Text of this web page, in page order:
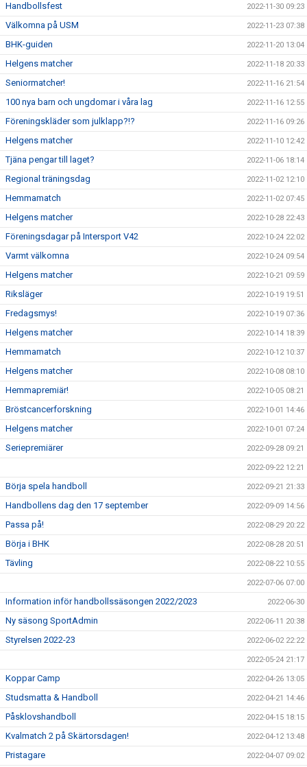
Handbollsfest 2022-11-30 09:23
Välkomna på USM 2022-11-23 07:38
BHK-guiden 2022-11-20 13:04
Helgens matcher 2022-11-18 20:33
Seniormatcher! 2022-11-16 21:54
100 nya barn och ungdomar i våra lag 2022-11-16 12:55
Föreningskläder som julklapp?!? 2022-11-16 09:26
Helgens matcher 2022-11-10 12:42
Tjäna pengar till laget? 2022-11-06 18:14
Regional träningsdag 2022-11-02 12:10
Hemmamatch 2022-11-02 07:45
Helgens matcher 2022-10-28 22:43
Föreningsdagar på Intersport V42 2022-10-24 22:02
Varmt välkomna 2022-10-24 09:54
Helgens matcher 2022-10-21 09:59
Riksläger 2022-10-19 19:51
Fredagsmys! 2022-10-19 07:36
Helgens matcher 2022-10-14 18:39
Hemmamatch 2022-10-12 10:37
Helgens matcher 2022-10-08 08:10
Hemmapremiär! 2022-10-05 08:21
Bröstcancerforskning 2022-10-01 14:46
Helgens matcher 2022-10-01 07:24
Seriepremiärer 2022-09-28 09:21
2022-09-22 12:21
Börja spela handboll 2022-09-21 21:33
Handbollens dag den 17 september 2022-09-09 14:56
Passa på! 2022-08-29 20:22
Börja i BHK 2022-08-28 20:51
Tävling 2022-08-22 10:55
2022-07-06 07:00
Information inför handbollssäsongen 2022/2023 2022-06-30
Ny säsong SportAdmin 2022-06-11 20:38
Styrelsen 2022-23 2022-06-02 22:22
2022-05-24 21:17
Koppar Camp 2022-04-26 13:05
Studsmatta & Handboll 2022-04-21 14:46
Påsklovshandboll 2022-04-15 18:15
Kvalmatch 2 på Skärtorsdagen! 2022-04-12 13:48
Pristagare 2022-04-07 09:02